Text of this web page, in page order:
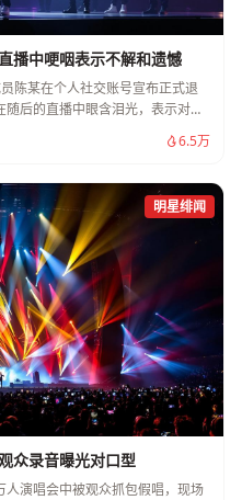
播中哽咽表示不解和遗憾
陈某在个人社交账号宣布正式退
后的直播中眼含泪光，表示对此
6.5万
明星绯闻
众录音曝光对口型
演唱会中被观众抓包假唱，现场